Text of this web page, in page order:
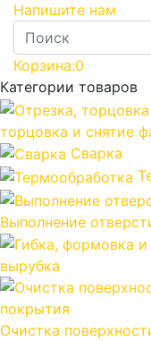
Напишите нам
Корзина:0
Категории товаров
торцовка и снятие
Сварка
Выполнение
вырубка
Очистка